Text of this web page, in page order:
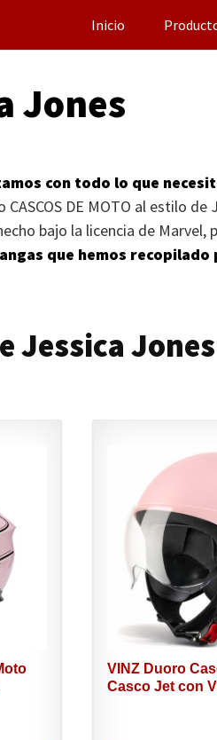
Inicio
Jones
con todo lo que
CASCOS DE MOTO al estilo de
bajo la licencia de Marvel,
que hemos recopilado
Jessica
VINZ Duoro
Casco Jet con